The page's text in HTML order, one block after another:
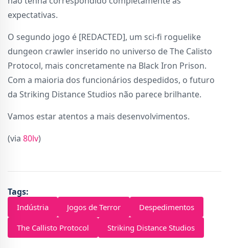
expectativas.
O segundo jogo é [REDACTED], um sci-fi roguelike
dungeon crawler inserido no universo de The Calisto
Protocol, mais concretamente na Black Iron Prison.
Com a maioria dos funcionários despedidos, o futuro
da Striking Distance Studios não parece brilhante.
Vamos estar atentos a mais desenvolvimentos.
(via 80lv)
Tags:
Indústria Jogos de Terror
Despedimentos
The Callisto Protocol
Striking Distance Studios